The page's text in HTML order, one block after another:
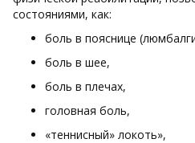
состояниями, как:
боль в пояснице
боль в шее,
боль в плечах,
головная боль,
«теннисный» локоть»,